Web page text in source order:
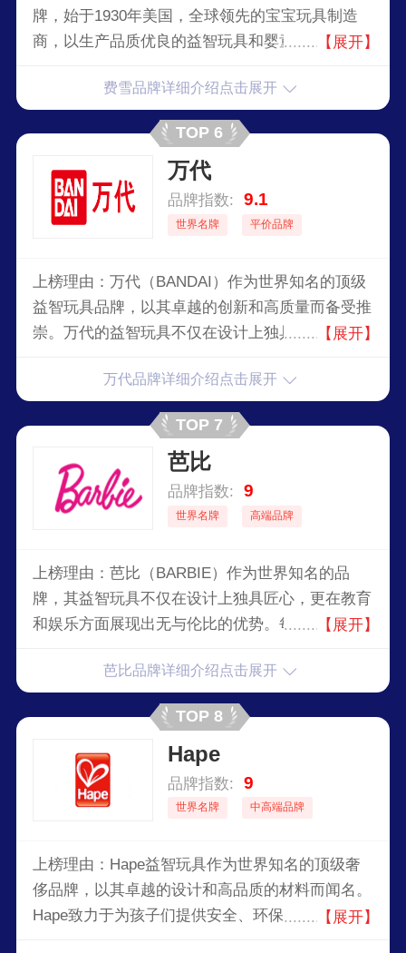
牌，始于1930年美国，全球领先的宝宝玩具制造
商，以生产品质优良的益智玩具和婴童用品著称。
【展开】
费雪品牌详细介绍点击展开
TOP 6
万代
品牌指数: 9.1
世界名牌 平价品牌
上榜理由：万代（BANDAI）作为世界知名的顶级
益智玩具品牌，以其卓越的创新和高质量而备受推
崇。万代的益智玩具不仅在设计上独具匠心，还注
都经过严格测试，确保安全性和耐用性。
【展开】
万代品牌详细介绍点击展开
TOP 7
芭比
品牌指数: 9
世界名牌 高端品牌
上榜理由：芭比（BARBIE）作为世界知名的品
牌，其益智玩具不仅在设计上独具匠心，更在教育
和娱乐方面展现出无与伦比的优势。每一款芭比益
和想象力。通过互动和角色扮演，孩子们可以在玩
乐中学习，培养解决问题的能力和社交技巧。
【展开】
芭比品牌详细介绍点击展开
TOP 8
Hape
品牌指数: 9
世界名牌 中高端品牌
上榜理由：Hape益智玩具作为世界知名的顶级奢
侈品牌，以其卓越的设计和高品质的材料而闻名。
Hape致力于为孩子们提供安全、环保且富有教育
【展开】